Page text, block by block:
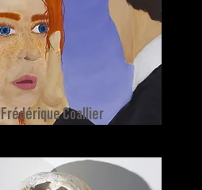
Frédérique Coallier